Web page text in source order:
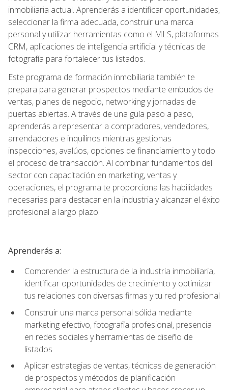
inmobiliaria actual. Aprenderás a identificar oportunidades,
seleccionar la firma adecuada, construir una marca
personal y utilizar herramientas como el MLS, plataformas
CRM, aplicaciones de inteligencia artificial y técnicas de
fotografía para fortalecer tus listados.
Este programa de formación inmobiliaria también te
prepara para generar prospectos mediante embudos de
ventas, planes de negocio, networking y jornadas de
puertas abiertas. A través de una guía paso a paso,
aprenderás a representar a compradores, vendedores,
arrendadores e inquilinos mientras gestionas
inspecciones, avalúos, opciones de financiamiento y todo
el proceso de transacción. Al combinar fundamentos del
sector con capacitación en marketing, ventas y
operaciones, el programa te proporciona las habilidades
necesarias para destacar en la industria y alcanzar el éxito
profesional a largo plazo.
Aprenderás a:
Comprender la estructura de la industria inmobiliaria,
identificar oportunidades de crecimiento y optimizar
tus relaciones con diversas firmas y tu red profesional
Construir una marca personal sólida mediante
marketing efectivo, fotografía profesional, presencia
en redes sociales y herramientas de diseño de
listados
Aplicar estrategias de ventas, técnicas de generación
de prospectos y métodos de planificación